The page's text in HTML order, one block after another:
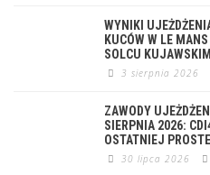
WYNIKI
KUCÓW W LE
SOLCU KUJAWSKIM
3 sierpnia 2026
ZAWODY
SIERPNIA 2026:
OSTATNIEJ
30 lipca 2026